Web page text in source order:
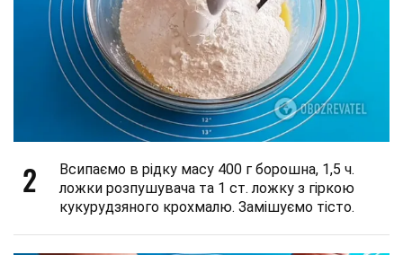
2
Всипаємо в рідку масу 400 г борошна, 1,5 ч.
ложки розпушувача та 1 ст. ложку з гіркою
кукурудзяного крохмалю. Замішуємо тісто.